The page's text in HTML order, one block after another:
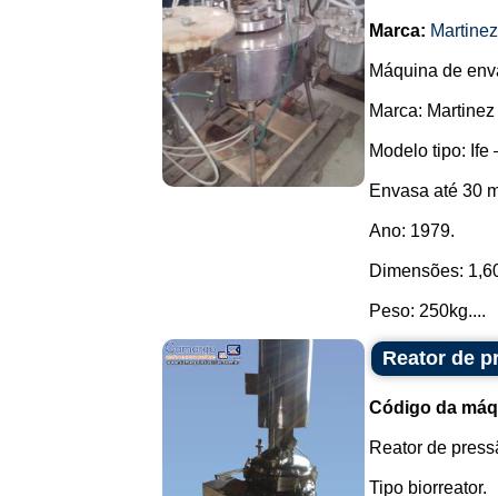
Marca:
Máquina de
Marca:
Modelo tipo: Ife
Envasa até 30
Ano: 1979.
Dimensões:
Peso: 250kg....
Reator de
Código da
Reator de
Tipo biorreator.